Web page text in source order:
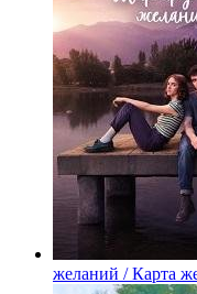
желаний / Карта